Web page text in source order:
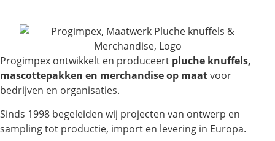
Progimpex ontwikkelt en produceert pluche knuffels,
mascottepakken en merchandise op maatvoor
bedrijven en organisaties.
Sinds 1998 begeleiden wij projecten van ontwerp en
sampling tot productie, import en levering in Europa.